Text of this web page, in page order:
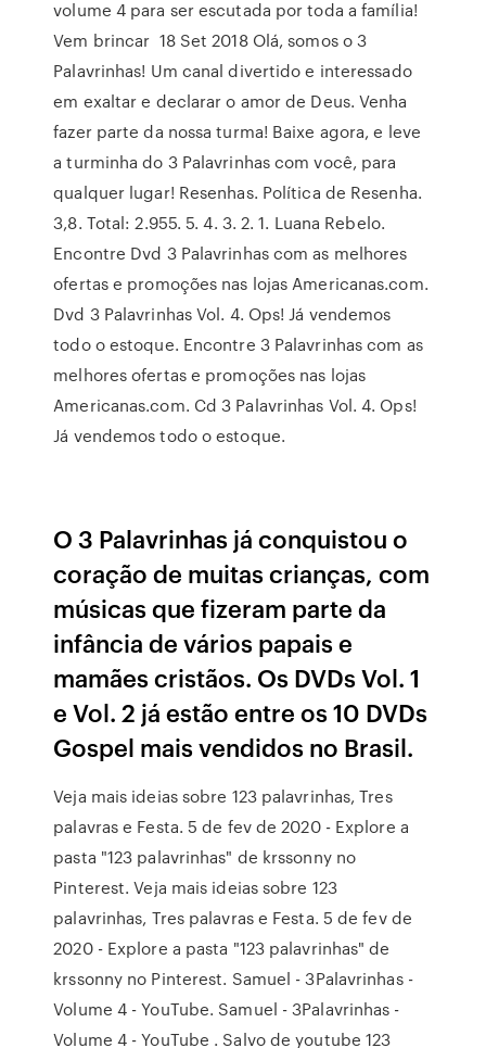
volume 4 para ser escutada por toda a família!
Vem brincar 18 Set 2018 Olá, somos o 3
Palavrinhas! Um canal divertido e interessado
em exaltar e declarar o amor de Deus. Venha
fazer parte da nossa turma! Baixe agora, e leve
a turminha do 3 Palavrinhas com você, para
qualquer lugar! Resenhas. Política de Resenha.
3,8. Total: 2.955. 5. 4. 3. 2. 1. Luana Rebelo.
Encontre Dvd 3 Palavrinhas com as melhores
ofertas e promoções nas lojas Americanas.com.
Dvd 3 Palavrinhas Vol. 4. Ops! Já vendemos
todo o estoque. Encontre 3 Palavrinhas com as
melhores ofertas e promoções nas lojas
Americanas.com. Cd 3 Palavrinhas Vol. 4. Ops!
Já vendemos todo o estoque.
O 3 Palavrinhas já conquistou o
coração de muitas crianças, com
músicas que fizeram parte da
infância de vários papais e
mamães cristãos. Os DVDs Vol. 1
e Vol. 2 já estão entre os 10 DVDs
Gospel mais vendidos no Brasil.
Veja mais ideias sobre 123 palavrinhas, Tres
palavras e Festa. 5 de fev de 2020 - Explore a
pasta "123 palavrinhas" de krssonny no
Pinterest. Veja mais ideias sobre 123
palavrinhas, Tres palavras e Festa. 5 de fev de
2020 - Explore a pasta "123 palavrinhas" de
krssonny no Pinterest. Samuel - 3Palavrinhas -
Volume 4 - YouTube. Samuel - 3Palavrinhas -
Volume 4 - YouTube . Salvo de youtube 123